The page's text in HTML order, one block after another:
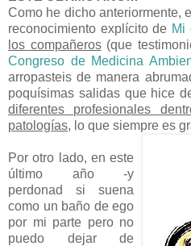
Como he dicho anteriormente,
reconocimiento explícito de Mi
los compañeros(que
Congreso de Medicina
arropasteis de manera
poquísimas salidas que hice
diferentes profesionales
patologías, lo que siempre es
Por otro lado, en este
último año -y
perdonad si suena
como un baño de ego
por mi parte pero no
puedo dejar de